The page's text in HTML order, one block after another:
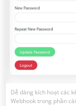
Dễ dàng kích hoạt các
Webhook trong phần